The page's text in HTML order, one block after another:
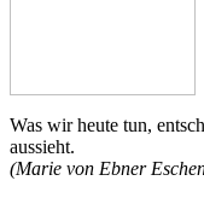
Was wir heute tun,
aussieht.
(Marie von Ebner